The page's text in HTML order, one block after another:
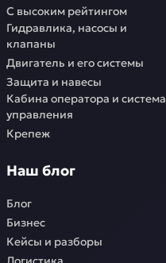
С высоким рейтингом
Гидравлика, насосы и
клапаны
Двигатель и его системы
Защита и навесы
Кабина оператора и система
управления
Крепеж
Наш блог
Блог
Бизнес
Кейсы и разборы